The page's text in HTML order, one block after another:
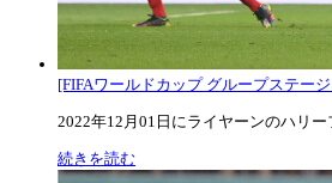
[FIFAワールドカップ グループステー
2022年12月01日にライヤーンのハリ
続きを読む